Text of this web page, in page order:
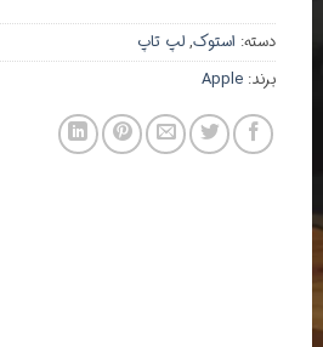
دسته: استوک, لپ تاپ
برند: Apple